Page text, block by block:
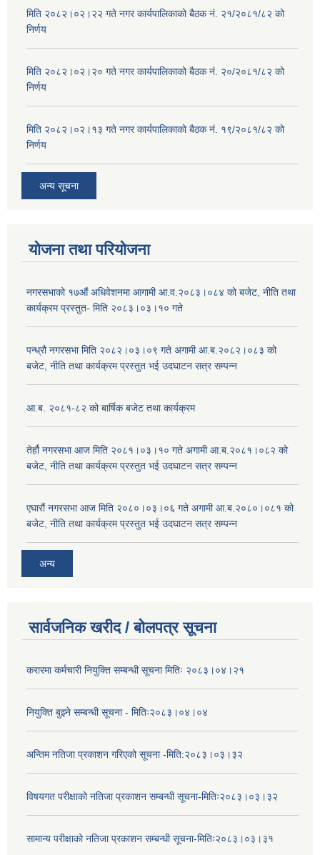
मिति २०८२।०२।२२ गते नगर कार्यपालिकाको बैठक नं. २१/२०८१/८२ को
निर्णय
मिति २०८२।०२।२० गते नगर कार्यपालिकाको बैठक नं. २०/२०८१/८२ को
निर्णय
मिति २०८२।०२।१३ गते नगर कार्यपालिकाको बैठक नं. १९/२०८१/८२ को
निर्णय
अन्य सूचना
योजना तथा परियोजना
नगरसभाको १७औं अधिवेशनमा आगामी आ.व.२०८३।०८४ को बजेट, नीति तथा
कार्यक्रम प्रस्तुत- मिति २०८३।०३।१० गते
पन्ध्रौ नगरसभा मिति २०८२।०३।०९ गते अगामी आ.ब.२०८२।०८३ को
बजेट, नीति तथा कार्यक्रम प्रस्तुत भई उदघाटन सत्र सम्पन्न
आ.ब. २०८१-८२ को बार्षिक बजेट तथा कार्यक्रम
तेर्हौ नगरसभा आज मिति २०८१।०३।१० गते अगामी आ.ब.२०८१।०८२ को
बजेट, नीति तथा कार्यक्रम प्रस्तुत भई उदघाटन सत्र सम्पन्न
एघारौं नगरसभा आज मिति २०८०।०३।०६ गते अगामी आ.ब.२०८०।०८१ को
बजेट, नीति तथा कार्यक्रम प्रस्तुत भई उदघाटन सत्र सम्पन्न
अन्य
सार्वजनिक खरीद / बोलपत्र सूचना
करारमा कर्मचारी नियुक्ति सम्बन्धी सूचना मितिः २०८३।०४।२१
नियुक्ति बुझ्ने सम्बन्धी सूचना - मितिः२०८३।०४।०४
अन्तिम नतिजा प्रकाशन गरिएको सूचना -मिति:२०८३।०३।३२
विषयगत परीक्षाको नतिजा प्रकाशन सम्बन्धी सूचना-मितिः२०८३।०३।३२
सामान्य परीक्षाको नतिजा प्रकाशन सम्बन्धी सूचना-मितिः२०८३।०३।३१